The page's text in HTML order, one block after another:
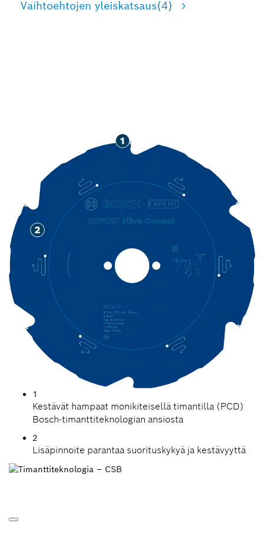
Vaihtoehtojen yleiskatsaus(4)
1
Kestävät hampaat monikiteisellä timantilla (PCD)
Bosch-timanttiteknologian ansiosta
2
Lisäpinnoite parantaa suorituskykyä ja kestävyyttä